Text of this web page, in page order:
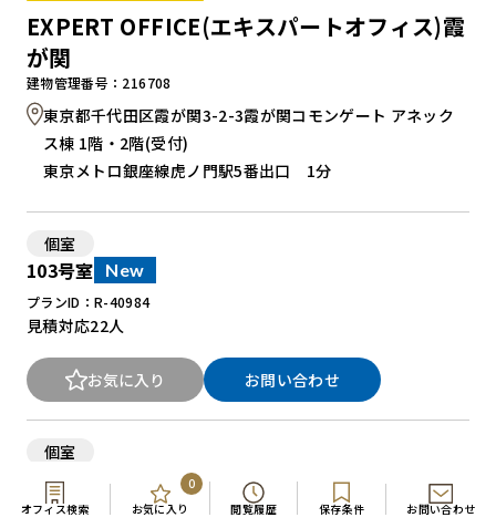
オフィス検索 お気に入り
0
閲覧履歴
保存条件 お問い合わせ
EXPERT OFFICE(エキスパートオフィス)霞
が関
建物管理番号：216708
東京都千代田区霞が関3-2-3霞が関コモンゲート アネック
ス棟 1階・2階(受付)
東京メトロ銀座線虎ノ門駅5番出口 1分
個室
103号室 New
プランID：R-40984
見積対応22人
お気に入り お問い合わせ
個室
101号室
プランID：R-40986